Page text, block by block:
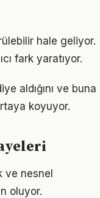
hale geliyor.
fark yaratıyor.
aldığını ve buna
koyuyor.
ve nesnel
oluyor.